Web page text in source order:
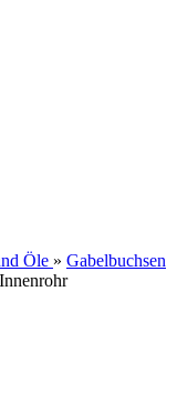
Öle » Gabelbuchsen